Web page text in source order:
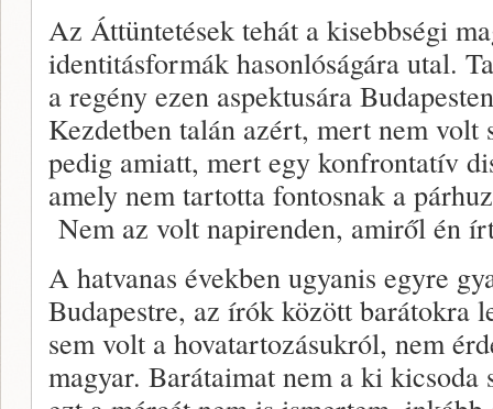
Az Áttüntetések tehát a kisebbségi
identitásformák hasonlóságára utal.
a regény ezen aspektusára
Kezdetben talán azért, mert nem volt
pedig amiatt, mert egy konfrontatív
amely nem tartotta fontosnak a
Nem az volt napirenden, amiről én
A hatvanas években ugyanis egyre
Budapestre, az írók között barátokra
sem volt a hovatartozásukról, nem
magyar. Barátaimat nem a ki kicsoda